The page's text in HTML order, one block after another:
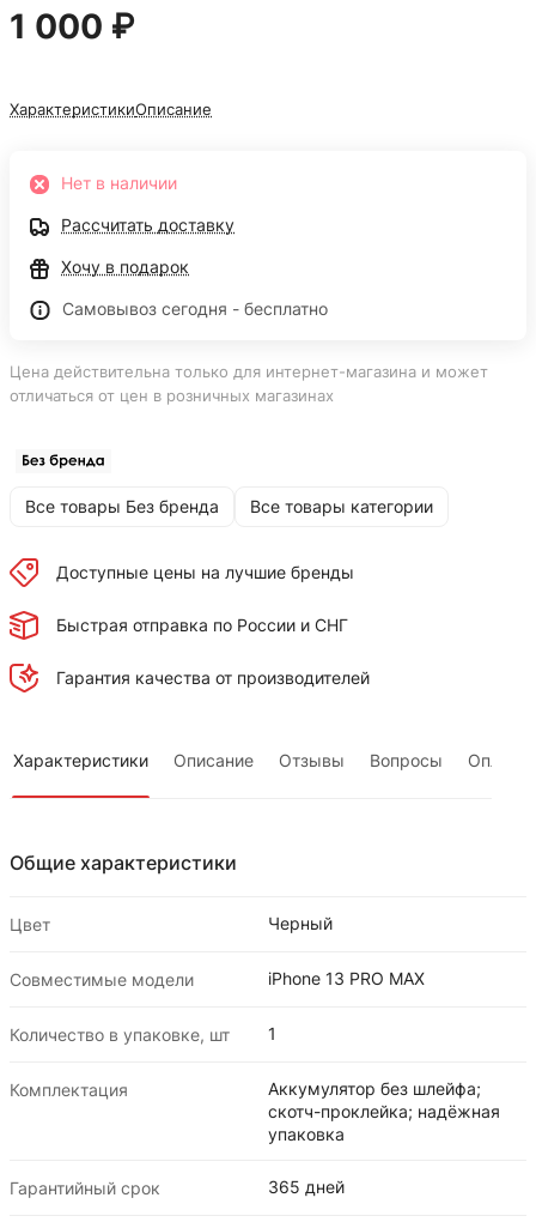
1 000 ₽
ХарактеристикиОписание
Нет в наличии
Рассчитать доставку
Хочу в подарок
Самовывоз сегодня - бесплатно
Цена действительна только для интернет-магазина и может
отличаться от цен в розничных магазинах
Все товары Без бренда Все товары категории
Доступные цены на лучшие бренды
Быстрая отправка по России и СНГ
Гарантия качества от производителей
Характеристики Описание Отзывы Вопросы Оплата
Общие характеристики
Цвет Черный
Совместимые модели iPhone 13 PRO MAX
Количество в упаковке, шт 1
Комплектация
Аккумулятор без шлейфа;
скотч-проклейка; надёжная
упаковка
Гарантийный срок 365 дней